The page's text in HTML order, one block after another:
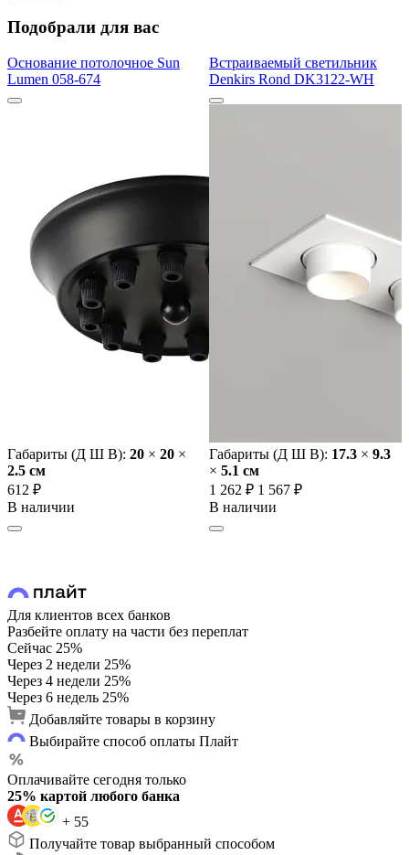
Подобрали для вас
Основание потолочное Sun
Lumen 058-674
Габариты (Д Ш В): 20 × 20 ×
2.5 cм
612 ₽
В наличии
Встраиваемый светильник
Denkirs Rond DK3122-WH
Габариты (Д Ш В): 17.3 × 9.3
× 5.1 cм
1 262 ₽ 1 567 ₽
В наличии
Для клиентов всех банков
Разбейте оплату на части без переплат
Сейчас 25%
Через 2 недели 25%
Через 4 недели 25%
Через 6 недель 25%
Добавляйте товары в корзину
Выбирайте способ оплаты Плайт
Оплачивайте сегодня только
25% картой любого банка
+ 55
Получайте товар выбранный способом